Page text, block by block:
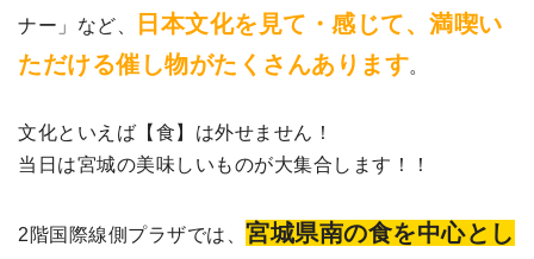
ナー」など、
日本文化を見て・感じて、満喫い
ただける催し物がたくさんあります。
文化といえば【食】は外せません！
当日は宮城の美味しいものが大集合します！！
2階国際線側プラザでは、 宮城県南の食を中心とし